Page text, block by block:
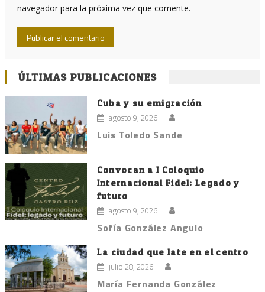
navegador para la próxima vez que comente.
ÚLTIMAS PUBLICACIONES
Cuba y su emigración
agosto 9, 2026
Luis Toledo Sande
Convocan a I Coloquio
Internacional Fidel: Legado y
futuro
agosto 9, 2026
Sofía González Angulo
La ciudad que late en el centro
julio 28, 2026
María Fernanda González